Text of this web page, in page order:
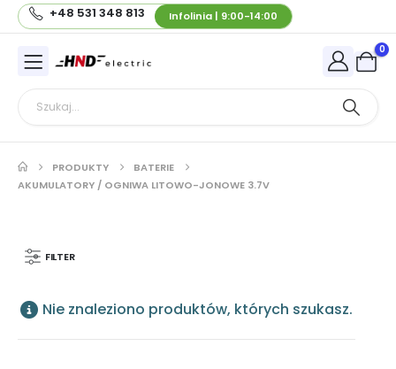
+48 531 348 813 Infolinia | 9:00-14:00
0
PRODUKTY
BATERIE
AKUMULATORY / OGNIWA LITOWO-JONOWE 3.7V
FILTER
Nie znaleziono produktów, których szukasz.